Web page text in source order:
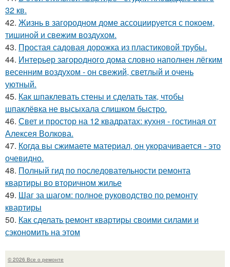
32 кв.
42. Жизнь в загородном доме ассоциируется с покоем,
тишиной и свежим воздухом.
43. Простая садовая дорожка из пластиковой трубы.
44. Интерьер загородного дома словно наполнен лёгким
весенним воздухом - он свежий, светлый и очень
уютный.
45. Как шпаклевать стены и сделать так, чтобы
шпаклёвка не высыхала слишком быстро.
46. Свет и простор на 12 квадратах: кухня - гостиная от
Алексея Волкова.
47. Когда вы сжимаете материал, он укорачивается - это
очевидно.
48. Полный гид по последовательности ремонта
квартиры во вторичном жилье
49. Шаг за шагом: полное руководство по ремонту
квартиры
50. Как сделать ремонт квартиры своими силами и
сэкономить на этом
© 2026 Все о ремонте